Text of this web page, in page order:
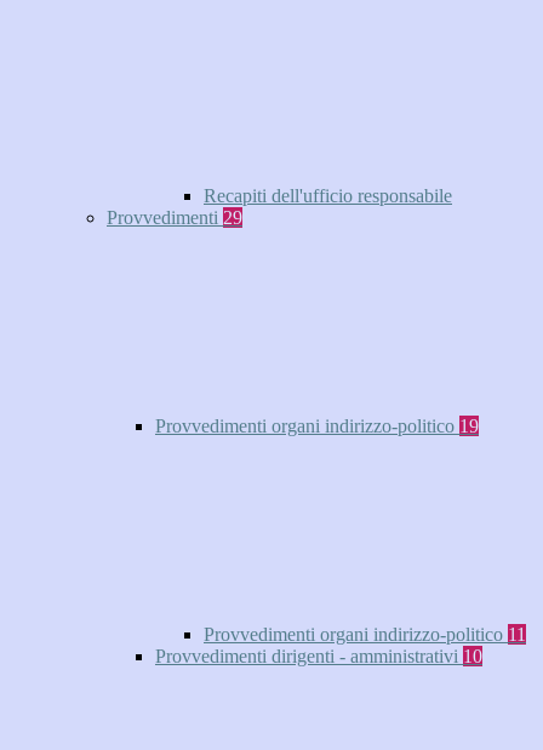
Recapiti dell'ufficio responsabile
Provvedimenti 29
Provvedimenti organi indirizzo-politico 19
Provvedimenti organi indirizzo-politico 11
Provvedimenti dirigenti - amministrativi 10